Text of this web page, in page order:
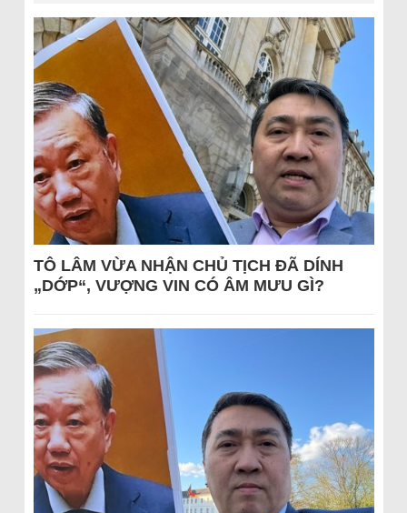
TÔ LÂM VỪA NHẬN CHỦ TỊCH ĐÃ DÍNH
„DỚP“, VƯỢNG VIN CÓ ÂM MƯU GÌ?